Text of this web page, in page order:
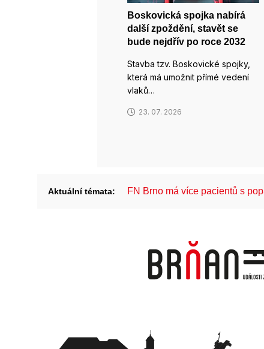
Boskovická spojka nabírá
další zpoždění, stavět se
bude nejdřív po roce 2032
Stavba tzv. Boskovické spojky,
která má umožnit přímé vedení
vlaků…
23. 07. 2026
Aktuální témata: FN Brno má více pacientů s